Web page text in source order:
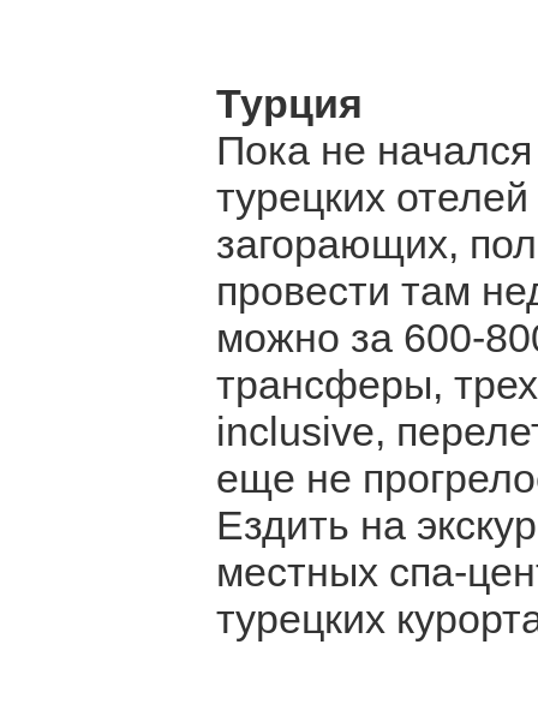
Турция
Пока не
турецких
загорающих,
провести там
можно за 600-
трансферы,
inclusive,
еще не
Ездить на
местных спа-
турецких